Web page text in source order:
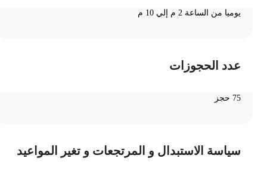
يوميا من الساعة 2 م إلي 10 م
عدد الحجوزات
سياسة الاستبدال و المرتجعات و تغير المواعيد